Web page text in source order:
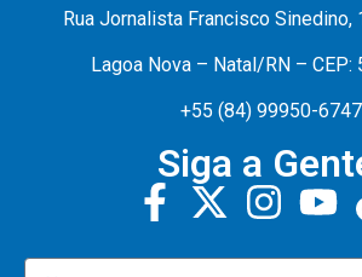
Rua Jornalista Francisco Sinedino,
Lagoa Nova – Natal/RN – CEP:
+55 (84) 99950-6747
Siga a